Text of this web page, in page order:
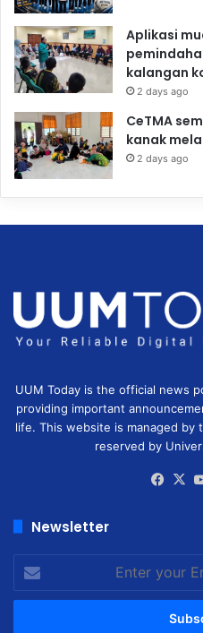
Aplikasi
kalangan
2 days ago
CeTMA
kanak
2 days ago
UUM Today is the official news
providing important
life. This website is managed
reserved by
Newsletter
your
Email